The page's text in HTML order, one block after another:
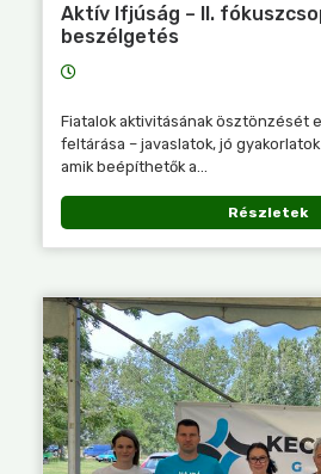
Aktív Ifjúság – II.
beszélgetés
Fiatalok aktivitásának ösztönzését
feltárása – javaslatok, jó
amik beépíthetők a...
Részletek